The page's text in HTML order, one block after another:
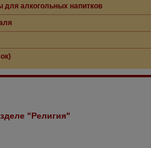
алкогольных напитков
"Религия"